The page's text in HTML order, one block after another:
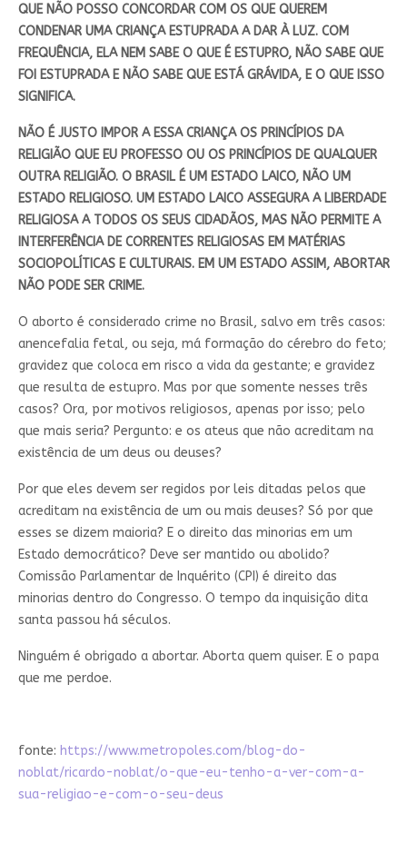
QUE NÃO POSSO CONCORDAR COM OS QUE QUEREM
CONDENAR UMA CRIANÇA ESTUPRADA A DAR À LUZ. COM
FREQUÊNCIA, ELA NEM SABE O QUE É ESTUPRO, NÃO SABE QUE
FOI ESTUPRADA E NÃO SABE QUE ESTÁ GRÁVIDA, E O QUE ISSO
SIGNIFICA.
NÃO É JUSTO IMPOR A ESSA CRIANÇA OS PRINCÍPIOS DA
RELIGIÃO QUE EU PROFESSO OU OS PRINCÍPIOS DE QUALQUER
OUTRA RELIGIÃO. O BRASIL É UM ESTADO LAICO, NÃO UM
ESTADO RELIGIOSO. UM ESTADO LAICO ASSEGURA A LIBERDADE
RELIGIOSA A TODOS OS SEUS CIDADÃOS, MAS NÃO PERMITE A
INTERFERÊNCIA DE CORRENTES RELIGIOSAS EM MATÉRIAS
SOCIOPOLÍTICAS E CULTURAIS. EM UM ESTADO ASSIM, ABORTAR
NÃO PODE SER CRIME.
O aborto é considerado crime no Brasil, salvo em três casos:
anencefalia fetal, ou seja, má formação do cérebro do feto;
gravidez que coloca em risco a vida da gestante; e gravidez
que resulta de estupro. Mas por que somente nesses três
casos? Ora, por motivos religiosos, apenas por isso; pelo
que mais seria? Pergunto: e os ateus que não acreditam na
existência de um deus ou deuses?
Por que eles devem ser regidos por leis ditadas pelos que
acreditam na existência de um ou mais deuses? Só por que
esses se dizem maioria? E o direito das minorias em um
Estado democrático? Deve ser mantido ou abolido?
Comissão Parlamentar de Inquérito (CPI) é direito das
minorias dentro do Congresso. O tempo da inquisição dita
santa passou há séculos.
Ninguém é obrigado a abortar. Aborta quem quiser. E o papa
que me perdoe.
fonte: https://www.metropoles.com/blog-do-
noblat/ricardo-noblat/o-que-eu-tenho-a-ver-com-a-
sua-religiao-e-com-o-seu-deus